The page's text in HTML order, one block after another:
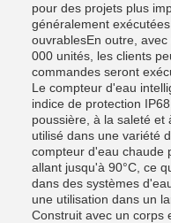
pour des projets plus
généralement
ouvrablesEn outre,
000 unités, les clients
commandes seront
Le compteur d'eau
indice de protection
poussière, à la saleté
utilisé dans une variété
compteur d'eau chaude
allant jusqu'à 90°C, ce
dans des systèmes
une utilisation dans un
Construit avec un corps